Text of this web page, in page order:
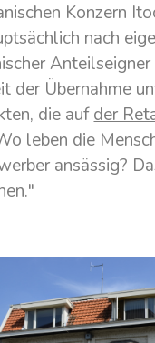
Konzern
nach
der Übernahme
die aufder
leben die
ansässig?